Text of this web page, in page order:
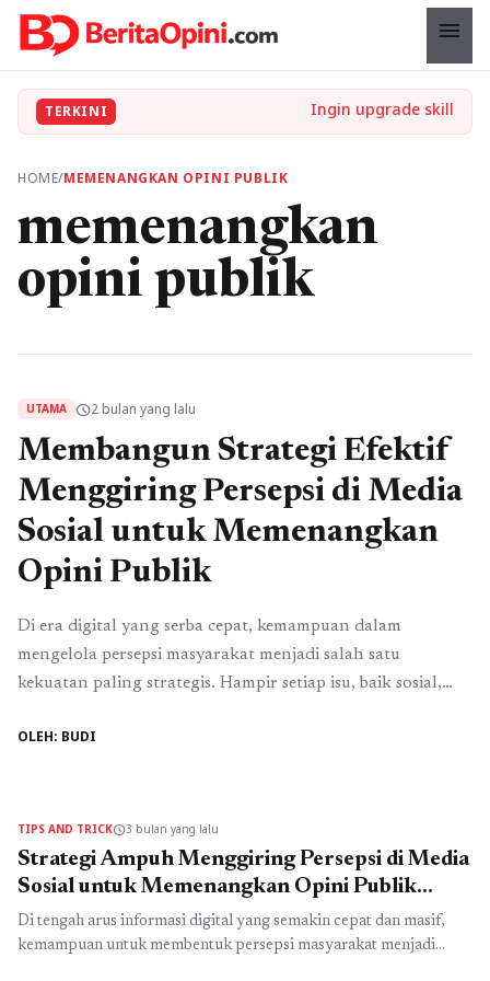
menu
TERKINI
HOME/MEMENANGKAN OPINI PUBLIK
memenangkan
opini publik
UTAMA schedule2 bulan yang lalu
Membangun Strategi Efektif
Menggiring Persepsi di Media
Sosial untuk Memenangkan
Opini Publik
Di era digital yang serba cepat, kemampuan dalam
mengelola persepsi masyarakat menjadi salah satu
kekuatan paling strategis. Hampir setiap isu, baik sosial,
sebelum masuk ke ruang publik yang lebih luas. Dalam
membangun kepercayaan, mempengaruhi ...
OLEH: BUDI
TIPS AND TRICKschedule3 bulan yang lalu
Strategi Ampuh Menggiring Persepsi di Media
Sosial untuk Memenangkan Opini Publik
Secara Etis dan Efektif
Di tengah arus informasi digital yang semakin cepat dan masif,
kemampuan untuk membentuk persepsi masyarakat menjadi